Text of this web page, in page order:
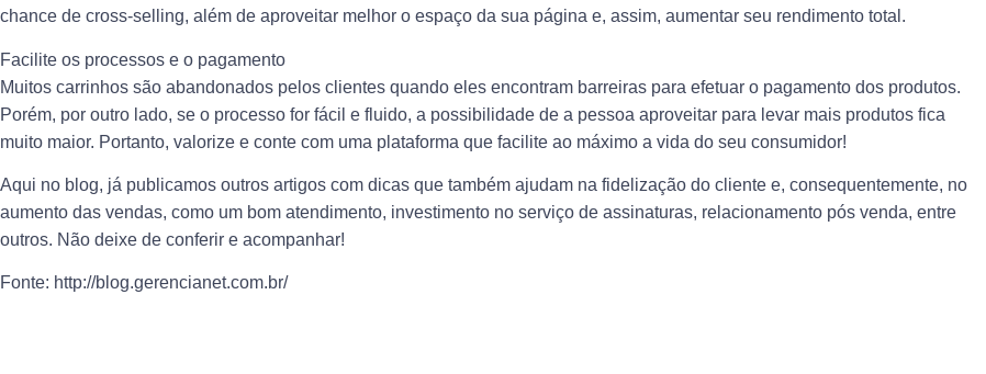
chance de cross-selling, além de aproveitar melhor o espaço da sua página e, assim, aumentar seu rendimento total.
Facilite os processos e o pagamento
Muitos carrinhos são abandonados pelos clientes quando eles encontram barreiras para efetuar o pagamento dos produtos.
Porém, por outro lado, se o processo for fácil e fluido, a possibilidade de a pessoa aproveitar para levar mais produtos fica
muito maior. Portanto, valorize e conte com uma plataforma que facilite ao máximo a vida do seu consumidor!
Aqui no blog, já publicamos outros artigos com dicas que também ajudam na fidelização do cliente e, consequentemente, no
aumento das vendas, como um bom atendimento, investimento no serviço de assinaturas, relacionamento pós venda, entre
outros. Não deixe de conferir e acompanhar!
Fonte: http://blog.gerencianet.com.br/